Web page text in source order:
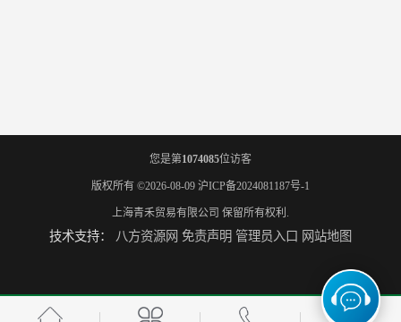
您是第1074085位访客
版权所有 ©2026-08-09 沪ICP备2024081187号-1
上海青禾贸易有限公司 保留所有权利.
技术支持： 八方资源网 免责声明 管理员入口 网站地图